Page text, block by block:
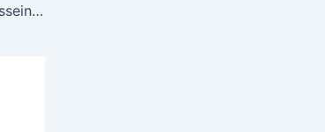
989. Comment écrire « à dessein » ou « à dessin » ? (à dessein)